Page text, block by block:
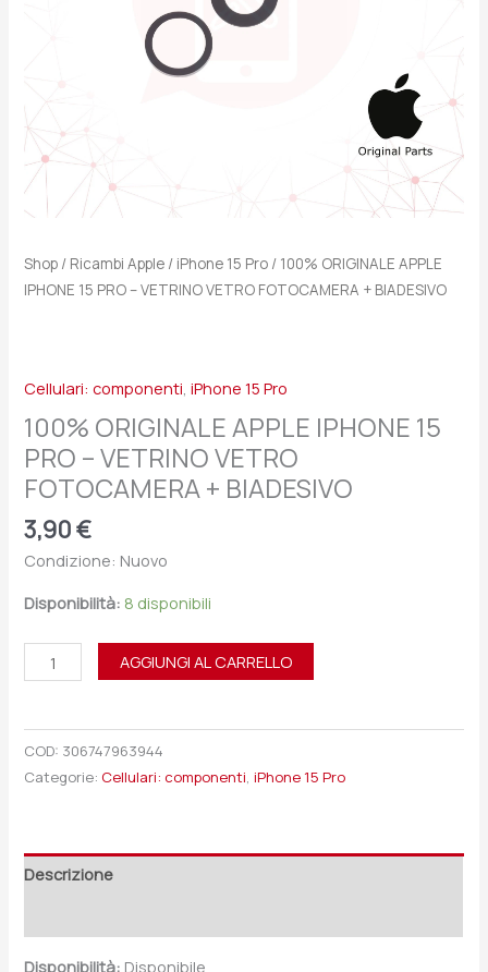
Shop / Ricambi Apple / iPhone 15 Pro / 100% ORIGINALE APPLE
IPHONE 15 PRO – VETRINO VETRO FOTOCAMERA + BIADESIVO
Cellulari: componenti,iPhone 15 Pro
100% ORIGINALE APPLE IPHONE 15
PRO – VETRINO VETRO
FOTOCAMERA + BIADESIVO
3,90€
Condizione: Nuovo
Disponibilità: 8 disponibili
quantità
AGGIUNGI AL CARRELLO
COD: 306747963944
Categorie: Cellulari: componenti,iPhone 15 Pro
Descrizione
Disponibilità: Disponibile